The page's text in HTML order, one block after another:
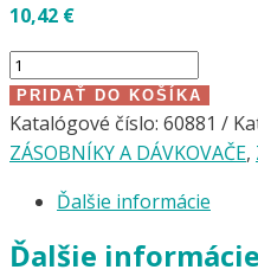
10,42 €
množstvo
Plastový
zásobník
kozmetických
biely
[1
ks]
PRIDAŤ DO KOŠÍKA
Katalógové číslo: 60881
ZÁSOBNÍKY A DÁVKOVAČE,
Ďalšie informácie
Ďalšie informácie